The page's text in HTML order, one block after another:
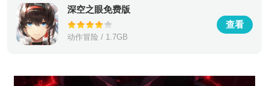
深空之眼免费版
动作冒险 / 1.7GB
查看